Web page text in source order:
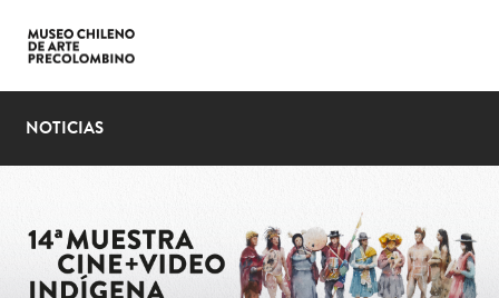
LENGUAJE
PLANIFICA TU VISITA
COLECCIÓN
NOTICIAS